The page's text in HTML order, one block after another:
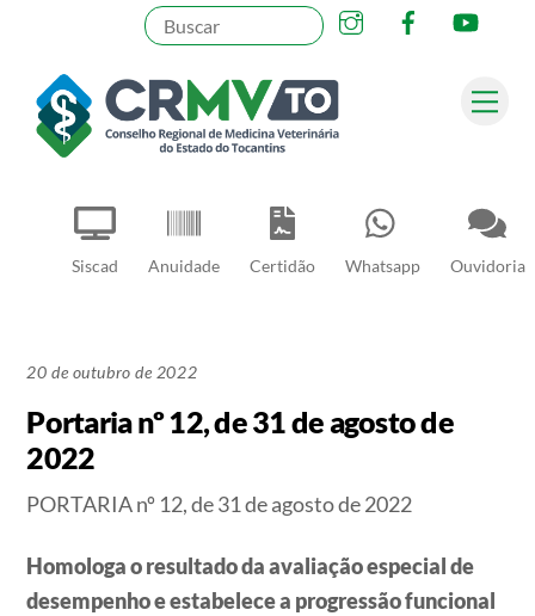
content
Siscad Anuidade Certidão Whatsapp Ouvidoria
InstagramFacebook
Pesquisar
20 de outubro de 2022
Portaria nº 12, de 31 de agosto de
2022
PORTARIA nº 12, de 31 de agosto de 2022
Homologa o resultado da avaliação especial de
desempenho e estabelece a progressão funcional